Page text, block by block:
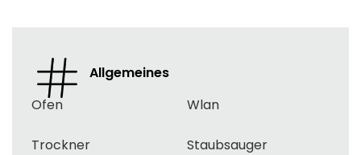
Allgemeines
Ofen
Wlan
Trockner Staubsauger